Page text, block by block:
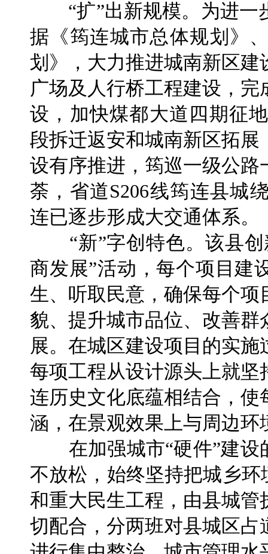
“扩”出新规模。为进一
据《筠连城市总体规划》
划》，大力推进城南新区
广场及人行桥工程建设，
设，加快煤都大道四期征
段拆迁返安和城南新区拓
设有序推进，筠巡一级公
荼，省道S206线筠连县城
连已逐步形成大交通体系。
“新”字创特色。该县创
商发展”活动，每个项目建
生、听取民意，确保每个
貌、提升城市品位、改善
展。在城区建设项目的实
每项工程从设计源头上就
连历史文化底蕴相结合，
涵，在景观效果上与周边
在加强城市“硬件”建设
不放松，始终坚持把城乡环
和重大民生工程，由县城
切配合，分两班对县城区